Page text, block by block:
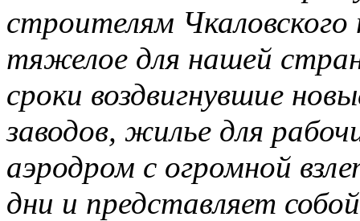
строителям
тяжелое для нашей
сроки воздвигнувшие
заводов, жилье для
аэродром с огромной
дни и представляет